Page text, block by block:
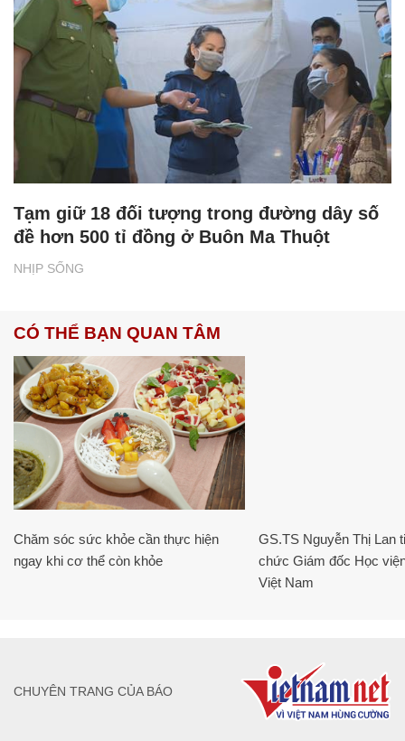
NHỊP SỐNG
Tạm giữ 18 đối tượng trong đường dây số
đề hơn 500 tỉ đồng ở Buôn Ma Thuột
CÓ THỂ BẠN QUAN TÂM
Chăm sóc sức khỏe cần thực hiện
ngay khi cơ thể còn khỏe
GS.TS Nguyễn Thị Lan
chức Giám đốc Học
Việt Nam
CHUYÊN TRANG CỦA BÁO